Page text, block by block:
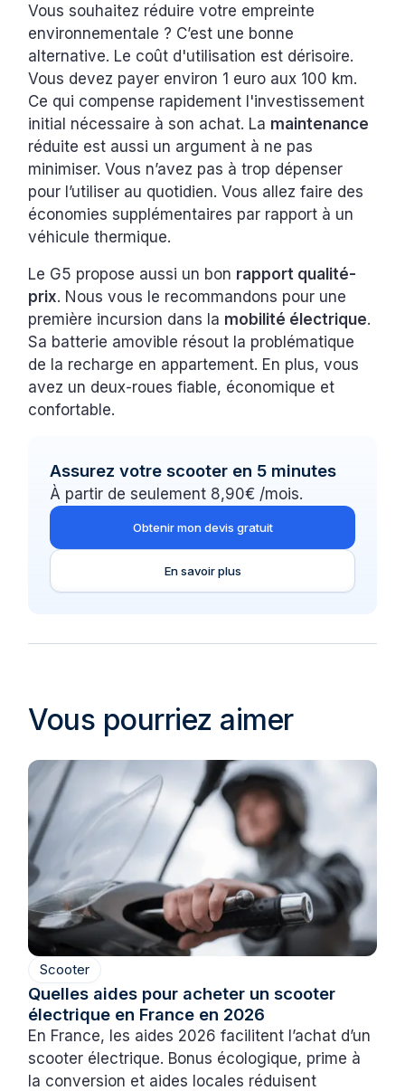
Vous souhaitez réduire votre empreinte
environnementale ? C’est une bonne
alternative. Le coût d'utilisation est dérisoire.
Vous devez payer environ 1 euro aux 100 km.
Ce qui compense rapidement l'investissement
initial nécessaire à son achat. La maintenance
réduite est aussi un argument à ne pas
minimiser. Vous n’avez pas à trop dépenser
pour l’utiliser au quotidien. Vous allez faire des
économies supplémentaires par rapport à un
véhicule thermique.
Le G5 propose aussi un bon rapport qualité-
prix. Nous vous le recommandons pour une
première incursion dans la mobilité électrique.
Sa batterie amovible résout la problématique
de la recharge en appartement. En plus, vous
avez un deux-roues fiable, économique et
confortable.
Assurez votre scooter en 5 minutes
À partir de seulement 8,90€ /mois.
Obtenir mon devis gratuit
En savoir plus
Vous pourriez aimer
Scooter
Quelles aides pour acheter un scooter
électrique en France en 2026
En France, les aides 2026 facilitent l’achat d’un
scooter électrique. Bonus écologique, prime à
la conversion et aides locales réduisent